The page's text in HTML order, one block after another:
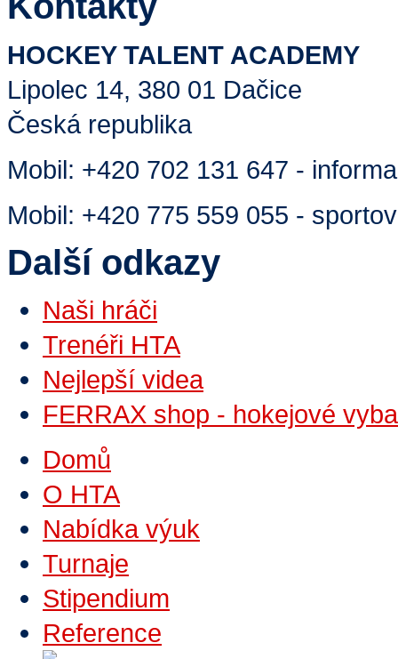
HOCKEY TALENT ACADEMY
Lipolec 14, 380 01 Dačice
Česká republika
Mobil: +420 702 131 647 -
Mobil: +420 775 559 055 -
Další odkazy
Naši hráči
Trenéři HTA
Nejlepší videa
FERRAX shop - hokejové
Domů
O HTA
Nabídka výuk
Turnaje
Stipendium
Reference